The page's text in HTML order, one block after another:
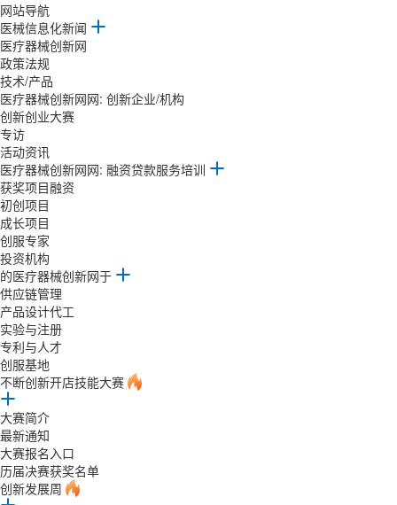
网站导航
医械信息化新闻
医疗器械创新网
政策法规
技术/产品
医疗器械创新网网: 创新企业/机构
创新创业大赛
专访
活动资讯
医疗器械创新网网: 融资贷款服务培训
获奖项目融资
初创项目
成长项目
创服专家
投资机构
的医疗器械创新网于
供应链管理
产品设计代工
实验与注册
专利与人才
创服基地
不断创新开店技能大赛
大赛简介
最新通知
大赛报名入口
历届决赛获奖名单
创新发展周